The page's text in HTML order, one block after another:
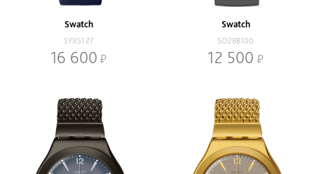
Swatch
SYXS127
16 600
Swatch
SO28B100
12 500